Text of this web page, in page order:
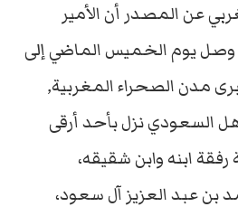
عن المصدر أن الأمير
وصل يوم الخميس الماضي إلى
مدن الصحراء المغربية,
السعودي نزل بأحد أرقى
ابنه وابن شقيقه،
بن عبد العزيز آل سعود،